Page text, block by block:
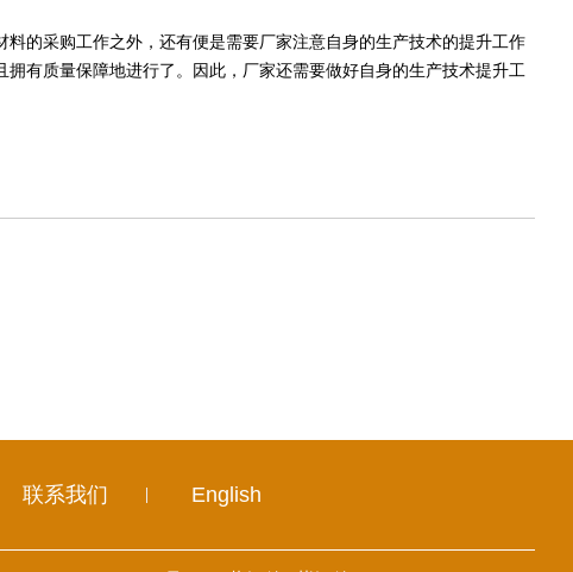
的采购工作之外，还有便是需要厂家注意自身的生产技术的提升工作
有质量保障地进行了。因此，厂家还需要做好自身的生产技术提升工
联系我们 English